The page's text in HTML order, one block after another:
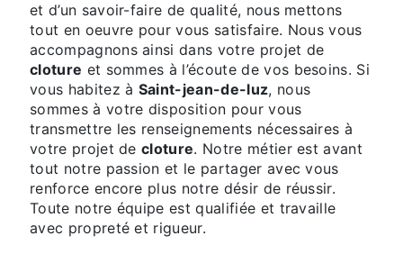
et d’un savoir-faire de qualité, nous mettons
tout en oeuvre pour vous satisfaire. Nous vous
accompagnons ainsi dans votre projet de
cloture et sommes à l’écoute de vos besoins. Si
vous habitez à Saint-jean-de-luz, nous
sommes à votre disposition pour vous
transmettre les renseignements nécessaires à
votre projet decloture. Notre métier est avant
tout notre passion et le partager avec vous
renforce encore plus notre désir de réussir.
Toute notre équipe est qualifiée et travaille
avec propreté et rigueur.